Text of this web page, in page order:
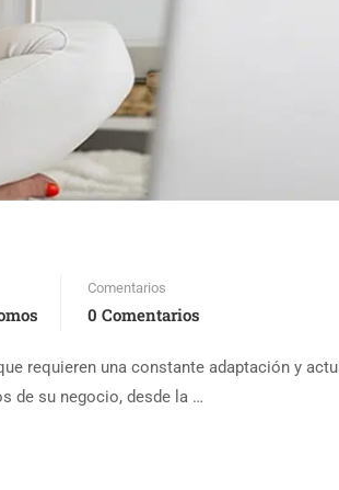
Comentarios
0 Comentarios
requieren una constante adaptación y
de su negocio, desde la …